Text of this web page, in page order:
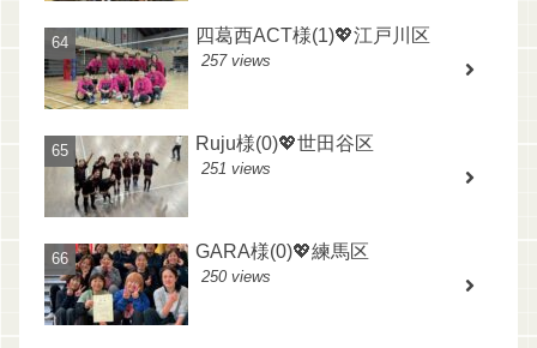
四葛西ACT様(1)💖江戸川区
257 views
Ruju様(0)💖世田谷区
251 views
GARA様(0)💖練馬区
250 views